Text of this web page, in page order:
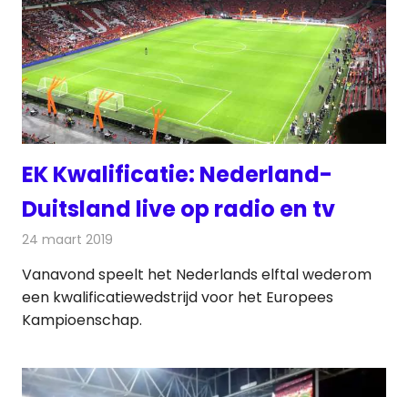
EK Kwalificatie: Nederland-
Duitsland live op radio en tv
24 maart 2019
Vanavond speelt het Nederlands elftal wederom
een kwalificatiewedstrijd voor het Europees
Kampioenschap.